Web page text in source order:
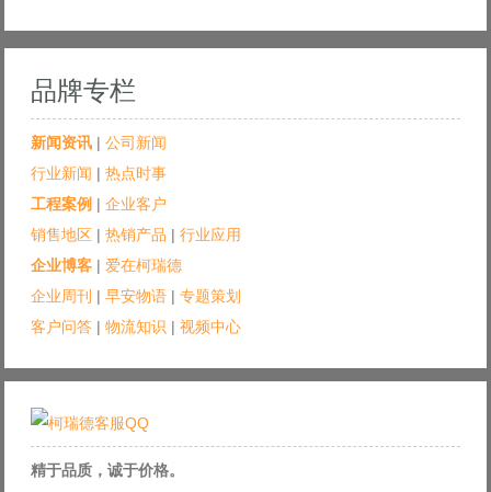
品牌专栏
新闻资讯 | 公司新闻
行业新闻 | 热点时事
工程案例 | 企业客户
销售地区 | 热销产品 | 行业应用
企业博客 | 爱在柯瑞德
企业周刊 | 早安物语 | 专题策划
客户问答 | 物流知识 | 视频中心
精于品质，诚于价格。